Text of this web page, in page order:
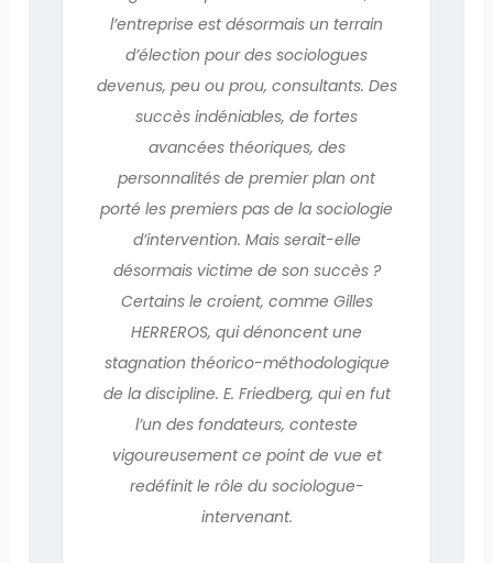
l’entreprise est désormais un terrain
d’élection pour des sociologues
devenus, peu ou prou, consultants. Des
succès indéniables, de fortes
avancées théoriques, des
personnalités de premier plan ont
porté les premiers pas de la sociologie
d’intervention. Mais serait-elle
désormais victime de son succès ?
Certains le croient, comme Gilles
HERREROS, qui dénoncent une
stagnation théorico-méthodologique
de la discipline. E. Friedberg, qui en fut
l’un des fondateurs, conteste
vigoureusement ce point de vue et
redéfinit le rôle du sociologue-
intervenant.